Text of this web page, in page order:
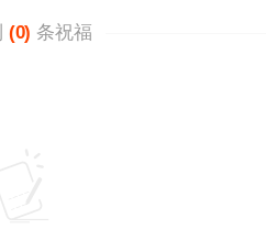
(0) 条祝福